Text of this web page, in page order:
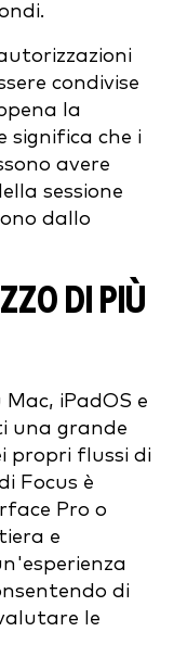
condivise
la
significa che i
avere
sessione
dallo
DI PIÙ
iPadOS e
una grande
propri flussi di
Focus è
Pro o
e
di
le